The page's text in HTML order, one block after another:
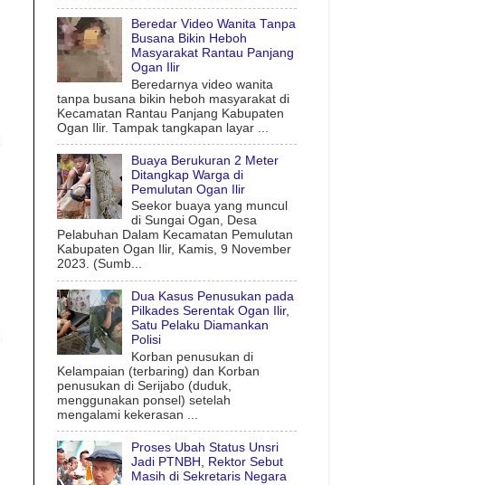
Beredar Video Wanita Tanpa
Busana Bikin Heboh
Masyarakat Rantau Panjang
Ogan Ilir
Beredarnya video wanita
tanpa busana bikin heboh masyarakat di
Kecamatan Rantau Panjang Kabupaten
Ogan Ilir. Tampak tangkapan layar ...
Buaya Berukuran 2 Meter
Ditangkap Warga di
Pemulutan Ogan Ilir
Seekor buaya yang muncul
di Sungai Ogan, Desa
Pelabuhan Dalam Kecamatan Pemulutan
Kabupaten Ogan Ilir, Kamis, 9 November
2023. (Sumb...
Dua Kasus Penusukan pada
Pilkades Serentak Ogan Ilir,
Satu Pelaku Diamankan
Polisi
Korban penusukan di
Kelampaian (terbaring) dan Korban
penusukan di Serijabo (duduk,
menggunakan ponsel) setelah
mengalami kekerasan ...
Proses Ubah Status Unsri
Jadi PTNBH, Rektor Sebut
Masih di Sekretaris Negara